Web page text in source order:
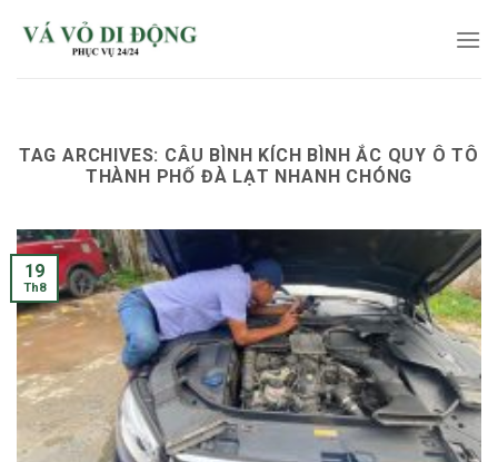
TAG ARCHIVES: CÂU BÌNH KÍCH BÌNH ẮC QUY Ô TÔ
THÀNH PHỐ ĐÀ LẠT NHANH CHÓNG
19
Th8